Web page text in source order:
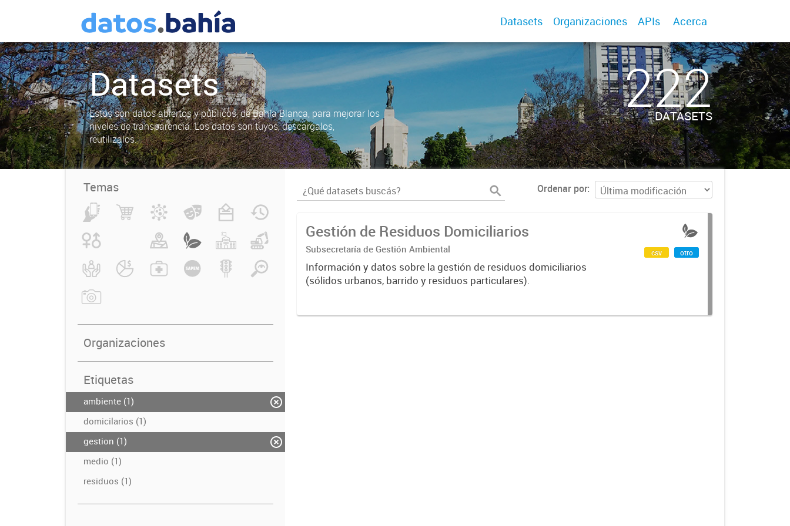
Datasets Organizaciones APIs Acerca
Datasets
Estos son datos abiertos y públicos, de Bahía Blanca, para mejorar los
niveles de transparencia. Los datos son tuyos, descargalos,
reutilizalos.
222
DATASETS
Temas
Organizaciones
Etiquetas
ambiente (1)
domicilarios (1)
gestion (1)
medio (1)
residuos (1)
Ordenar por
Gestión de Residuos Domiciliarios
Subsecretaría de Gestión Ambiental
Información y datos sobre la gestión de residuos domiciliarios
(sólidos urbanos, barrido y residuos particulares).
csv otro